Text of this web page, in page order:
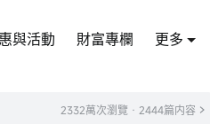
與活動 財富專欄 更多
2332萬次瀏覽 · 2444篇内容